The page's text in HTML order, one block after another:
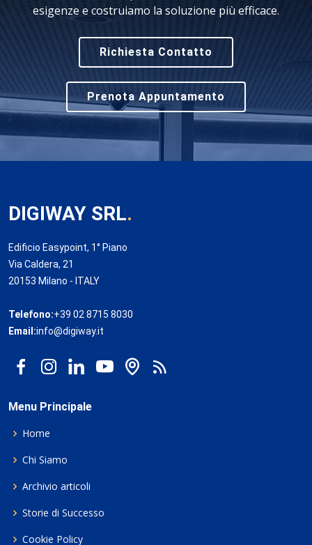
esigenze e costruiamo la soluzione più efficace.
Richiesta Contatto
Prenota Appuntamento
DIGIWAY SRL.
Edificio Easypoint, 1° Piano
Via Caldera, 21
20153 Milano - ITALY
Telefono:+39 02 8715 8030
Email:info@digiway.it
Menu Principale
Home
Chi Siamo
Archivio articoli
Storie di Successo
Cookie Policy